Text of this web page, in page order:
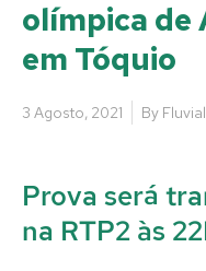
olímpica de
em Tóquio
3 Agosto, 2021 By Fluvial
Prova será
na RTP2 às